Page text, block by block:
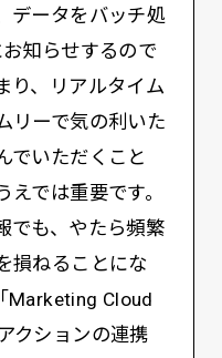
データをバッチ処
知らせするので
り、リアルタイム
リーで気の利いた
でいただくこと
では重要です。
でも、やたら頻繁
損ねることにな
Marketing Cloud
クションの連携